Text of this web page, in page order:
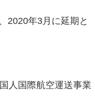
2020年3月に延期と
人国際航空運送事業